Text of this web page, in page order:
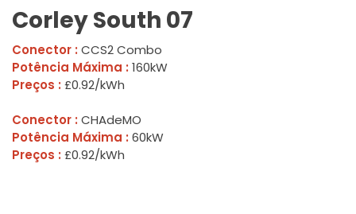
Corley South 07
Conector : CCS2 Combo
Potência Máxima : 160kW
Preços : £0.92/kWh
Conector : CHAdeMO
Potência Máxima : 60kW
Preços : £0.92/kWh